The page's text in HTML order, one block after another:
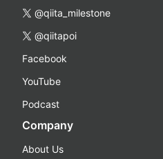
@qiita_milestone
@qiitapoi
Facebook
YouTube
Podcast
Company
About Us